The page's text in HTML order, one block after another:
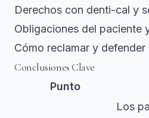
Derechos con denti-cal y
Obligaciones del paciente
Cómo reclamar y
Conclusiones Clave
Punto
Los